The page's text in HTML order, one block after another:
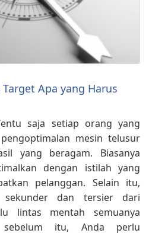
Apa yang Harus
saja setiap orang yang
mesin telusur
yang beragam. Biasanya
dengan istilah yang
pelanggan. Selain itu,
sekunder dan tersier dari
lintas mentah semuanya
sebelum itu, Anda perlu